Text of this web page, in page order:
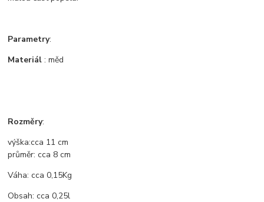
Parametry:
Materiál : měd
Rozměry:
výška:cca 11 cm
průměr: cca 8 cm
Váha: cca 0,15Kg
Obsah: cca 0,25l